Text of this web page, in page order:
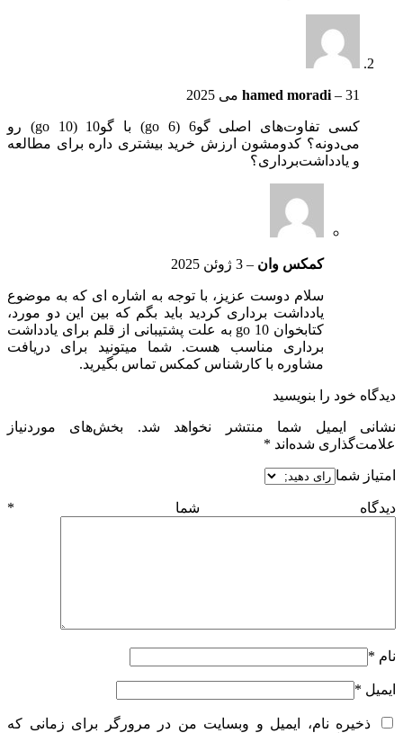
hamed moradi – 31 می 2025
کسی تفاوت‌های اصلی گو6 (go 6) با گو10 (go 10) رو
می‌دونه؟ کدومشون ارزش خرید بیشتری داره برای مطالعه
و یادداشت‌برداری؟
کمکس وان – 3 ژوئن 2025
سلام دوست عزیز، با توجه به اشاره ای که به موضوع
یادداشت برداری کردید باید بگم که بین این دو مورد،
کتابخوان go 10 به علت پشتیبانی از قلم برای یادداشت
برداری مناسب هست. شما میتونید برای دریافت
مشاوره با کارشناس کمکس تماس بگیرید.
دیدگاه خود را بنویسید
نشانی ایمیل شما منتشر نخواهد شد.
بخش‌های موردنیاز
علامت‌گذاری شده‌اند *
امتیاز شما
دیدگاه شما *
نام *
ایمیل *
ذخیره نام، ایمیل و وبسایت من در مرورگر برای زمانی که